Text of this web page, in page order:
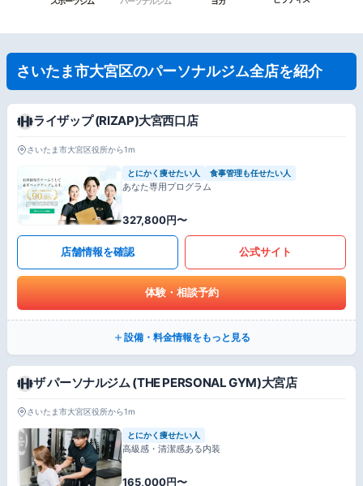
さいたま市大宮区のパーソナルジム全店を紹介
ライザップ (RIZAP)大宮西口店
さいたま市大宮区役所から1m
とにかく痩せたい人 食事管理も任せたい人
あなた専用プログラム
327,800円〜
店舗情報を確認 公式サイト
体験・相談予約
設備・料金情報をもっと見る
ザ パーソナルジム (THE PERSONAL GYM)大宮店
さいたま市大宮区役所から1m
とにかく痩せたい人
高級感・清潔感ある内装
165,000円〜